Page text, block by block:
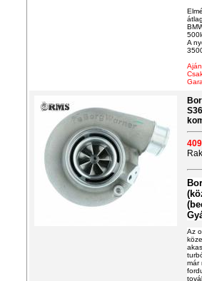
A
Az
már